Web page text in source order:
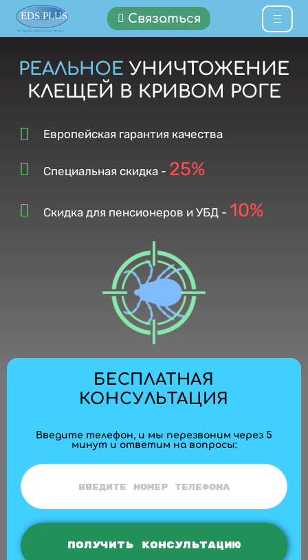
Связаться
РЕАЛЬНОЕ УНИЧТОЖЕНИЕ
КЛЕЩЕЙ В КРИВОМ РОГЕ
Европейская гарантия качества
Специальная скидка - 25%
Скидка для пенсионеров и УБД - 10%
БЕСПЛАТНАЯ
КОНСУЛЬТАЦИЯ
Введите телефон, и мы перезвоним через 5
минут и ответим на вопросы: